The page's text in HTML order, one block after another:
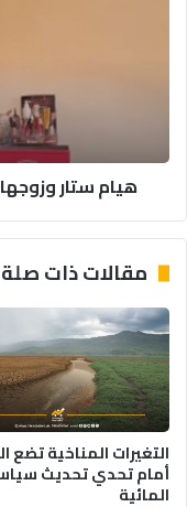
هيام ستار
مقالات ذات صلة
التغيرات المناخية تضع
أمام تحدي تحديث
المائية